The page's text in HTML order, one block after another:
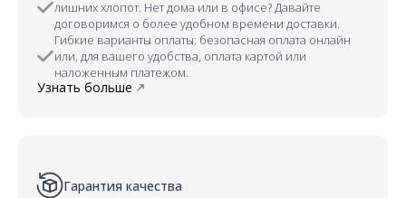
лишних хлопот. Нет дома или в офисе? Давайте
договоримся о более удобном времени доставки.
Гибкие варианты оплаты: безопасная оплата онлайн
или, для вашего удобства, оплата картой или
наложенным платежом.
Узнать больше
Гарантия качества